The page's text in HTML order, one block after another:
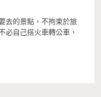
去的景點，不拘束於旅
必自己搭火車轉公車，